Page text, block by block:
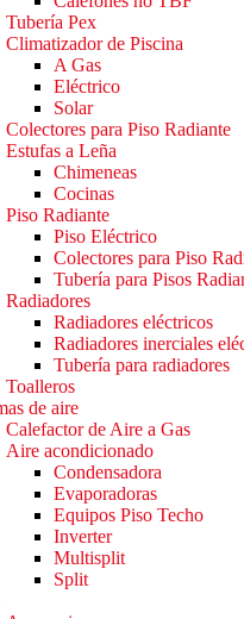
Tubería Pex
Climatizador de Piscina
A Gas
Eléctrico
Solar
Colectores para Piso Radiante
Estufas a Leña
Chimeneas
Cocinas
Piso Radiante
Piso Eléctrico
Colectores para Piso
Tubería para Pisos
Radiadores
Radiadores eléctricos
Radiadores inerciales
Tubería para radiadores
Toalleros
de aire
Calefactor de Aire a Gas
Aire acondicionado
Condensadora
Evaporadoras
Equipos Piso Techo
Inverter
Multisplit
Split